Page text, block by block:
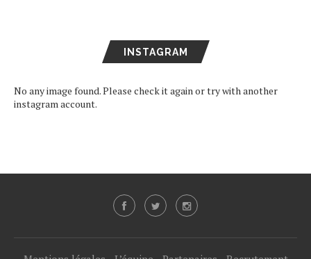
INSTAGRAM
No any image found. Please check it again or try with another
instagram account.